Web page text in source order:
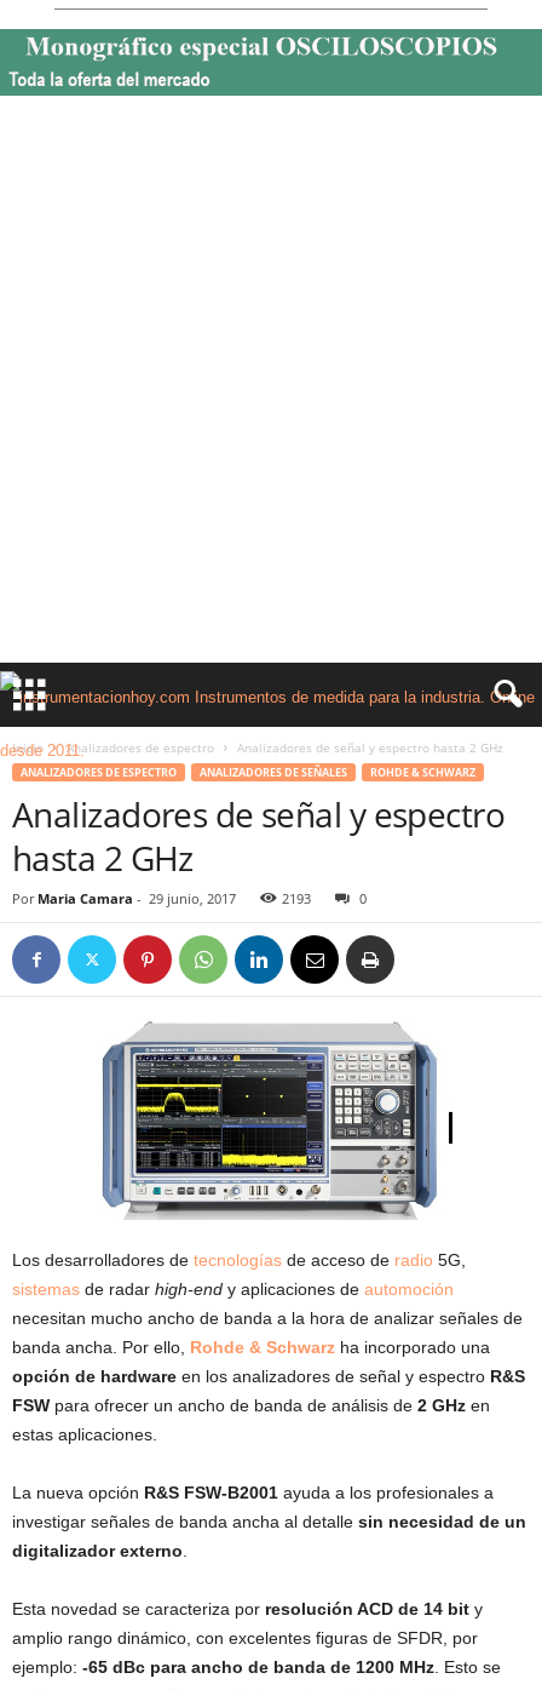
Inicio Analizadores de espectro Analizadores de señal y espectro hasta 2 GHz
ANALIZADORES DE ESPECTRO ANALIZADORES DE SEÑALES ROHDE & SCHWARZ
Analizadores de señal y espectro
hasta 2 GHz
Por Maria Camara - 29 junio, 2017 2193 0
Los desarrolladores de tecnologías de acceso de radio 5G,
sistemas de radar high-end y aplicaciones de automoción
necesitan mucho ancho de banda a la hora de analizar señales de
banda ancha. Por ello, Rohde & Schwarz ha incorporado una
opción de hardware en los analizadores de señal y espectro R&S
FSW para ofrecer un ancho de banda de análisis de 2 GHz en
estas aplicaciones.
La nueva opción R&S FSW-B2001 ayuda a los profesionales a
investigar señales de banda ancha al detalle sin necesidad de un
digitalizador externo
Esta novedad se caracteriza por resolución ACD de 14 bit y
amplio rango dinámico, con excelentes figuras de SFDR, por
ejemplo: -65 dBc para ancho de banda de 1200 MHz . Esto se